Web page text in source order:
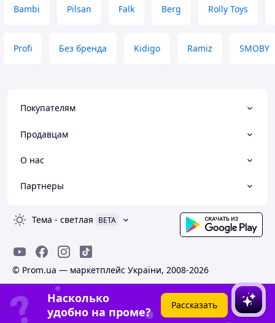
Bambi Pilsan Falk Berg Rolly Toys
Profi Без бренда Kidigo Ramiz SMOBY
Покупателям
Продавцам
О нас
Партнеры
Тема - светлая BETA
© Prom.ua — маркетплейс України, 2008-2026
Насколько
удобно на проме?
Рассказать